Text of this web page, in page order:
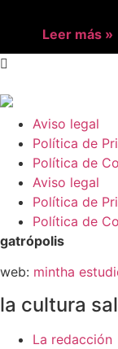
Leer más »
Aviso legal
Política de
Política de
Aviso legal
Política de
Política de
gatrópolis
web: mintha
la cultura
La redacción